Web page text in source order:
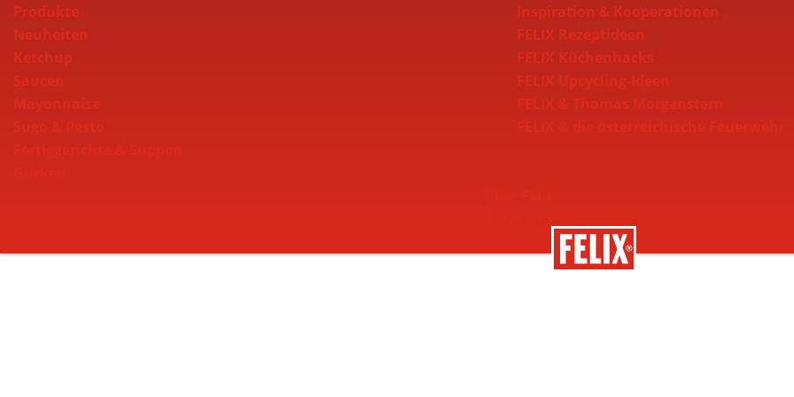
Produkte
Neuheiten
Ketchup
Saucen
Inspiration & Kooperationen
FELIX Rezeptideen
FELIX Küchenhacks
FELIX Upcycling-Ideen
Nachhaltigkeit